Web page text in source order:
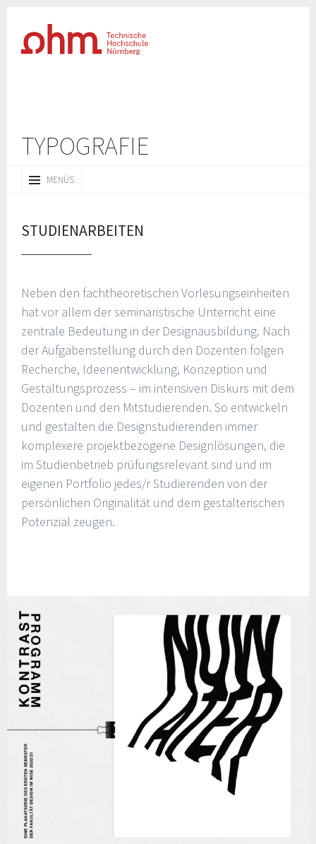
TYPOGRAFIE
MENÜS
INHALT
STUDIENARBEITEN
Neben den fachtheoretischen Vorlesungseinheiten
hat vor allem der seminaristische Unterricht eine
zentrale Bedeutung in der Designausbildung. Nach
der Aufgabenstellung durch den Dozenten folgen
Recherche, Ideenentwicklung, Konzeption und
Gestaltungsprozess – im intensiven Diskurs mit dem
Dozenten und den Mitstudierenden. So entwickeln
und gestalten die Designstudierenden immer
komplexere projektbezogene Designlösungen, die
im Studienbetrieb prüfungsrelevant sind und im
eigenen Portfolio jedes/r Studierenden von der
persönlichen Originalität und dem gestalterischen
Potenzial zeugen.